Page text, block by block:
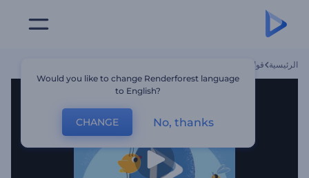
الرئيسية قوالب
Would you like to change Renderforest language
to English?
CHANGE No, thanks